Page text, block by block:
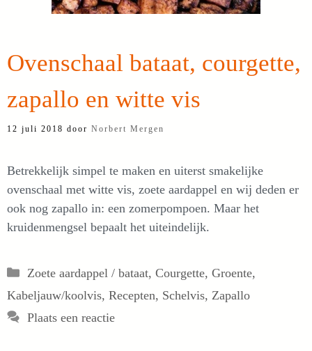
Ovenschaal bataat, courgette,
zapallo en witte vis
12 juli 2018 door Norbert Mergen
Betrekkelijk simpel te maken en uiterst smakelijke
ovenschaal met witte vis, zoete aardappel en wij deden er
ook nog zapallo in: een zomerpompoen. Maar het
kruidenmengsel bepaalt het uiteindelijk.
Categorieën
Zoete aardappel / bataat, Courgette, Groente,
Kabeljauw/koolvis, Recepten, Schelvis, Zapallo
Plaats een reactie